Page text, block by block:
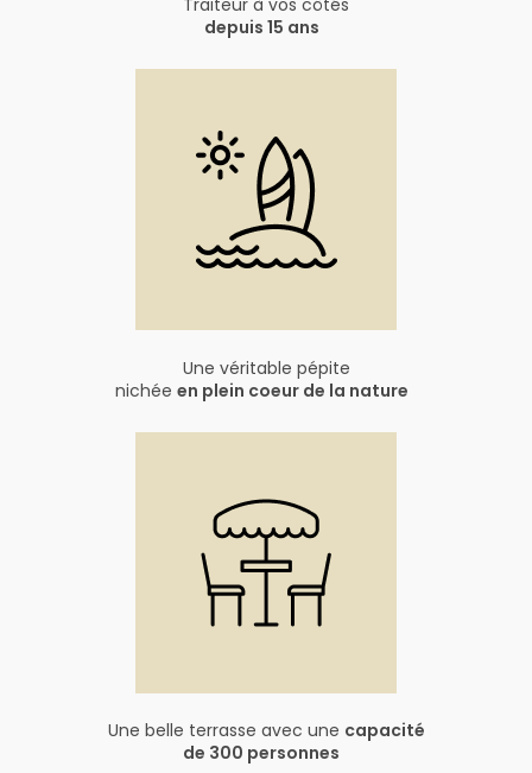
Traiteur à vos côtés
depuis 15 ans
Une véritable pépite
nichée en plein coeur de la nature
Une belle terrasse avec une capacité
de 300 personnes